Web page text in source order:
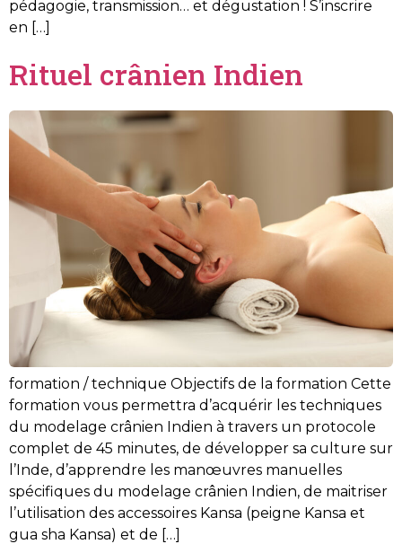
pédagogie, transmission… et dégustation ! S’inscrire
en […]
Rituel crânien Indien
formation / technique Objectifs de la formation Cette
formation vous permettra d’acquérir les techniques
du modelage crânien Indien à travers un protocole
complet de 45 minutes, de développer sa culture sur
l’Inde, d’apprendre les manœuvres manuelles
spécifiques du modelage crânien Indien, de maitriser
l’utilisation des accessoires Kansa (peigne Kansa et
gua sha Kansa) et de […]